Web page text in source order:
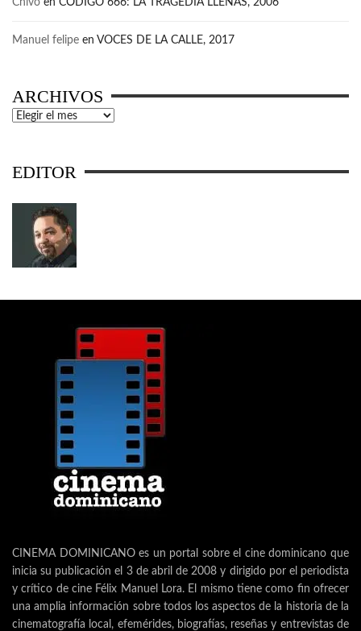
Manuel felipe en VOCES DE LA CALLE, 2017
ARCHIVOS
Archivos
EDITOR
CINEMA DOMINICANO es un portal sobre el cine dominicano que
inicia su publicación el 3 de abril de 2008 y dirigido por el periodista
y crítico de cine Félix Manuel Lora. El mismo tiene como fin ofrecer
una amplia información sobre todos los aspectos de la historia de la
cinematografía local, efemérides, biografías, reseñas y entrevistas de